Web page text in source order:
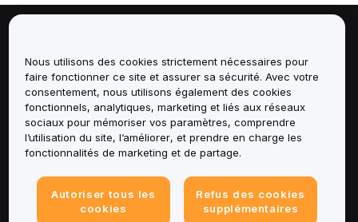
Services
Assistance
Produits
Mentions légales
Nous utilisons des cookies strictement nécessaires pour
faire fonctionner ce site et assurer sa sécurité. Avec votre
consentement, nous utilisons également des cookies
fonctionnels, analytiques, marketing et liés aux réseaux
sociaux pour mémoriser vos paramètres, comprendre
l’utilisation du site, l’améliorer, et prendre en charge les
fonctionnalités de marketing et de partage.
Autoriser tous les
cookies
Refus des cookies
supplémentaires